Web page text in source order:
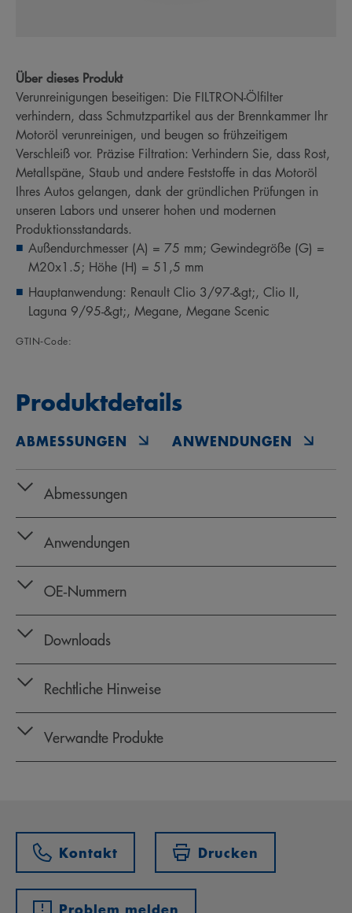
Über dieses Produkt
Verunreinigungen beseitigen: Die FILTRON-Ölfilter
verhindern, dass Schmutzpartikel aus der Brennkammer Ihr
Motoröl verunreinigen, und beugen so frühzeitigem
Verschleiß vor. Präzise Filtration: Verhindern Sie, dass Rost,
Metallspäne, Staub und andere Feststoffe in das Motoröl
Ihres Autos gelangen, dank der gründlichen Prüfungen in
unseren Labors und unserer hohen und modernen
Produktionsstandards.
Außendurchmesser (A) = 75 mm; Gewindegröße (G) =
M20x1.5; Höhe (H) = 51,5 mm
Hauptanwendung: Renault Clio 3/97-&gt;, Clio II,
Laguna 9/95-&gt;, Megane, Megane Scenic
GTIN‑Code:
Produktdetails
ABMESSUNGEN ANWENDUNGEN
Abmessungen
Anwendungen
OE‑Nummern
Downloads
Rechtliche Hinweise
Verwandte Produkte
Kontakt Drucken
Problem melden